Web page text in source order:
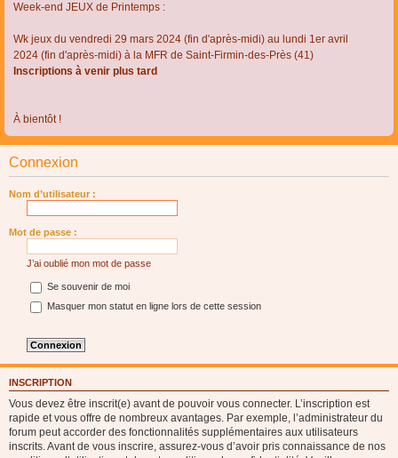
Week-end JEUX de Printemps :
Wk jeux du vendredi 29 mars 2024 (fin d'après-midi) au lundi 1er avril
2024 (fin d'après-midi) à la MFR de Saint-Firmin-des-Près (41)
Inscriptions à venir plus tard
À bientôt !
Connexion
Nom d’utilisateur :
Mot de passe :
J’ai oublié mon mot de passe
Se souvenir de moi
Masquer mon statut en ligne lors de cette session
INSCRIPTION
Vous devez être inscrit(e) avant de pouvoir vous connecter. L’inscription est
rapide et vous offre de nombreux avantages. Par exemple, l’administrateur du
forum peut accorder des fonctionnalités supplémentaires aux utilisateurs
inscrits. Avant de vous inscrire, assurez-vous d’avoir pris connaissance de nos